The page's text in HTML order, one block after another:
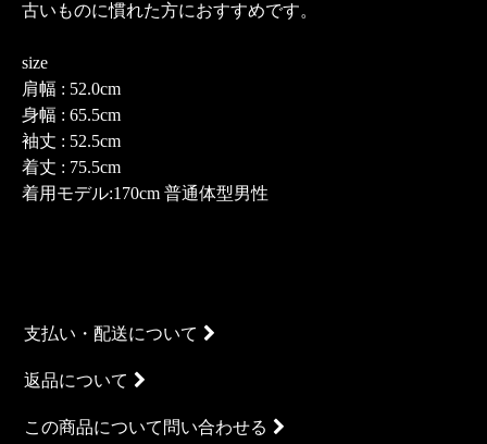
古いものに慣れた方におすすめです。
size
肩幅 : 52.0cm
身幅 : 65.5cm
袖丈 : 52.5cm
着丈 : 75.5cm
着用モデル:170cm 普通体型男性
支払い・配送について
返品について
この商品について問い合わせる